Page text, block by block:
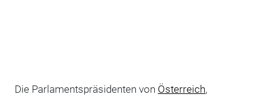
Die Parlamentspräsidenten von Österreich,